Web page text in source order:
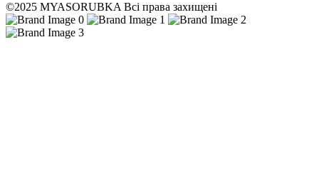
©2025 MYASORUBKA Всі права захищені